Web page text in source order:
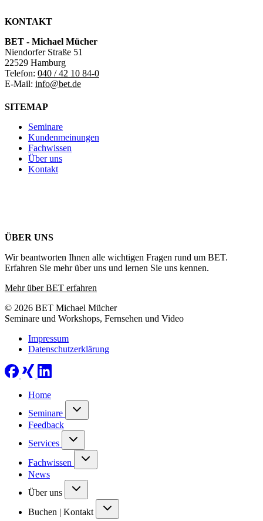
KONTAKT
BET - Michael Mücher
Niendorfer Straße 51
22529 Hamburg
Telefon: 040 / 42 10 84-0
E-Mail: info@bet.de
SITEMAP
Seminare
Kundenmeinungen
Fachwissen
Über uns
Kontakt
ÜBER UNS
Wir beantworten Ihnen alle wichtigen Fragen rund um BET.
Erfahren Sie mehr über uns und lernen Sie uns kennen.
Mehr über BET erfahren
© 2026 BET Michael Mücher
Seminare und Workshops, Fernsehen und Video
Impressum
Datenschutzerklärung
Home
Seminare
Feedback
Services
Fachwissen
News
Über uns
Buchen | Kontakt